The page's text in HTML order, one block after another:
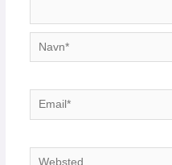
Navn*
Email*
Websted